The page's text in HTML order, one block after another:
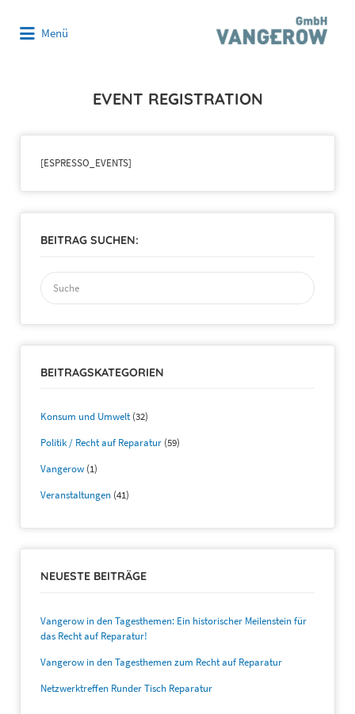
Menü
EVENT REGISTRATION
[ESPRESSO_EVENTS]
BEITRAG SUCHEN:
Suchen
nach:
BEITRAGSKATEGORIEN
Konsum und Umwelt(32)
Politik / Recht auf Reparatur (59)
Vangerow (1)
Veranstaltungen (41)
NEUESTE BEITRÄGE
Vangerow in den Tagesthemen: Ein historischer Meilenstein für
das Recht auf Reparatur!
Vangerow in den Tagesthemen zum Recht auf Reparatur
Netzwerktreffen Runder Tisch Reparatur